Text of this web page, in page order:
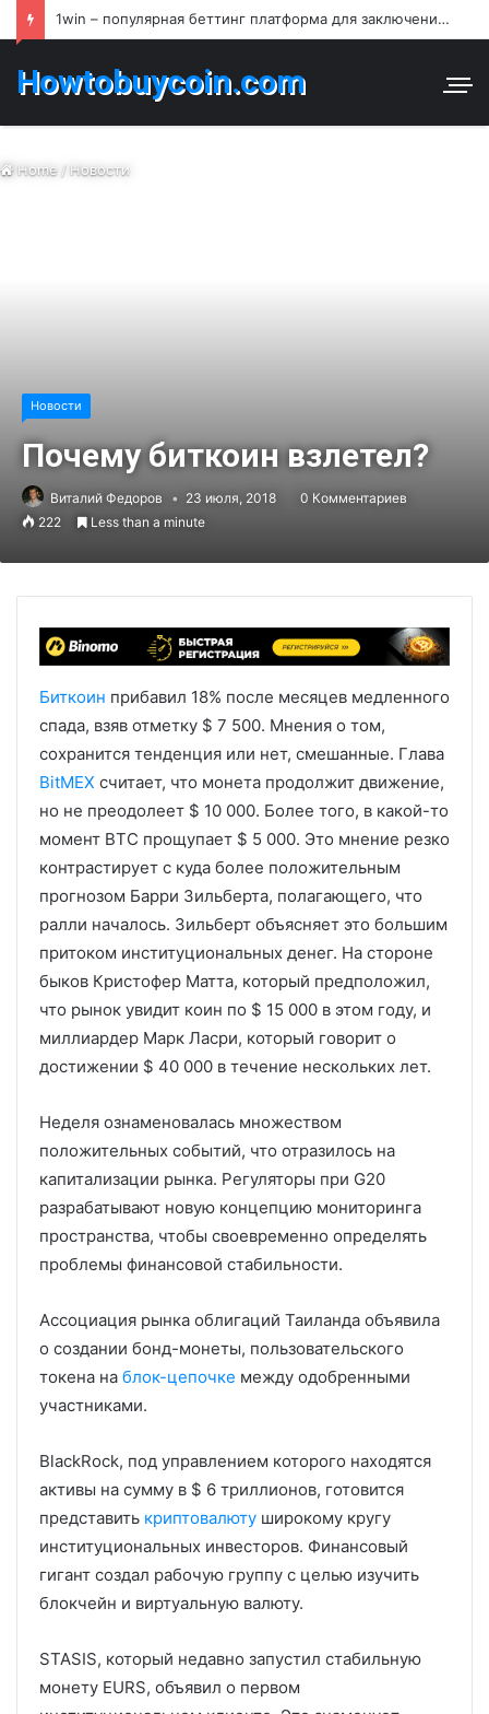
1win – популярная беттинг платформа для заключения пари и азартных игр в Узбекистане
Howtobuycoin.com
Home/Новости
Новости
Почему биткоин взлетел?
Виталий Федоров 23 июля, 2018
0 Комментариев
222
Less than a minute
Биткоин прибавил 18% после месяцев медленного
спада, взяв отметку $ 7 500. Мнения о том,
сохранится тенденция или нет, смешанные. Глава
BitMEX считает, что монета продолжит движение,
но не преодолеет $ 10 000. Более того, в какой-то
момент BTC прощупает $ 5 000. Это мнение резко
контрастирует с куда более положительным
прогнозом Барри Зильберта, полагающего, что
ралли началось. Зильберт объясняет это большим
притоком институциональных денег. На стороне
быков Кристофер Матта, который предположил,
что рынок увидит коин по $ 15 000 в этом году, и
миллиардер Марк Ласри, который говорит о
достижении $ 40 000 в течение нескольких лет.
Неделя ознаменовалась множеством
положительных событий, что отразилось на
капитализации рынка. Регуляторы при G20
разрабатывают новую концепцию мониторинга
пространства, чтобы своевременно определять
проблемы финансовой стабильности.
Ассоциация рынка облигаций Таиланда объявила
о создании бонд-монеты, пользовательского
токена на блок-цепочке между одобренными
участниками.
BlackRock, под управлением которого находятся
активы на сумму в $ 6 триллионов, готовится
представить криптовалюту широкому кругу
институциональных инвесторов. Финансовый
гигант создал рабочую группу с целью изучить
блокчейн и виртуальную валюту.
STASIS, который недавно запустил стабильную
монету EURS, объявил о первом